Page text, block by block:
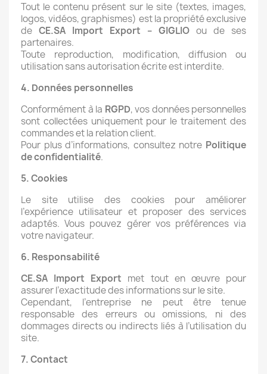
Tout le contenu présent sur le site (textes, images,
logos, vidéos, graphismes) est la propriété exclusive
de CE.SA Import Export – GIGLIO ou de ses
partenaires.
Toute reproduction, modification, diffusion ou
utilisation sans autorisation écrite est interdite.
4. Données personnelles
Conformément à la RGPD, vos données personnelles
sont collectées uniquement pour le traitement des
commandes et la relation client.
Pour plus d’informations, consultez notre Politique
de confidentialité.
5. Cookies
Le site utilise des cookies pour améliorer
l’expérience utilisateur et proposer des services
adaptés. Vous pouvez gérer vos préférences via
votre navigateur.
6. Responsabilité
CE.SA Import Export met tout en œuvre pour
assurer l’exactitude des informations sur le site.
Cependant, l’entreprise ne peut être tenue
responsable des erreurs ou omissions, ni des
dommages directs ou indirects liés à l’utilisation du
site.
7. Contact